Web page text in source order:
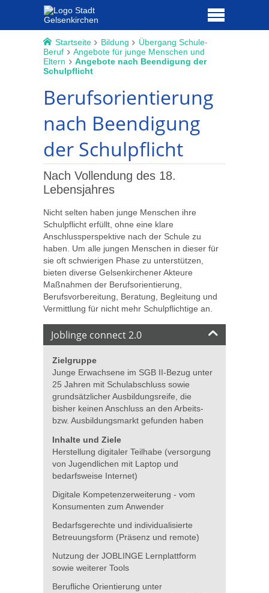
Startseite Bildung
Übergang Schule-
Beruf
Angebote für junge Menschen und
Eltern
Angebote nach Beendigung der
Schulpflicht
Berufsorientierung
nach Beendigung
der Schulpflicht
Nach Vollendung des 18.
Lebensjahres
Nicht selten haben junge Menschen ihre
Schulpflicht erfüllt, ohne eine klare
Anschlussperspektive nach der Schule zu
haben. Um alle jungen Menschen in dieser für
sie oft schwierigen Phase zu unterstützen,
bieten diverse Gelsenkirchener Akteure
Maßnahmen der Berufsorientierung,
Berufsvorbereitung, Beratung, Begleitung und
Vermittlung für nicht mehr Schulpflichtige an.
Joblinge connect 2.0
Zielgruppe
Junge Erwachsene im SGB II-Bezug unter
25 Jahren mit Schulabschluss sowie
grundsätzlicher Ausbildungsreife, die
bisher keinen Anschluss an den Arbeits-
bzw. Ausbildungsmarkt gefunden haben
Inhalte und Ziele
Herstellung digitaler Teilhabe (versorgung
von Jugendlichen mit Laptop und
bedarfsweise Internet)
Digitale Kompetenzerweiterung - vom
Konsumenten zum Anwender
Bedarfsgerechte und individualisierte
Betreuungsform (Präsenz und remote)
Nutzung der JOBLINGE Lernplattform
sowie weiterer Tools
Berufliche Orientierung unter